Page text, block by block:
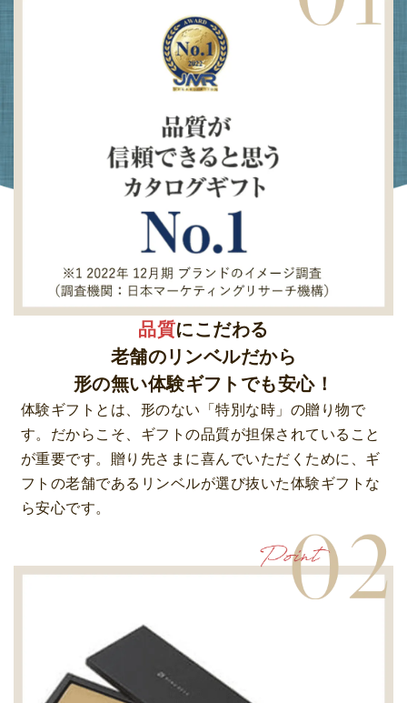
品質にこだわる
老舗のリンベルだから
形の無い体験ギフトでも安心！
体験ギフトとは、形のない「特別な時」の贈り物で
す。だからこそ、ギフトの品質が担保されていること
が重要です。贈り先さまに喜んでいただくために、ギ
フトの老舗であるリンベルが選び抜いた体験ギフトな
ら安心です。